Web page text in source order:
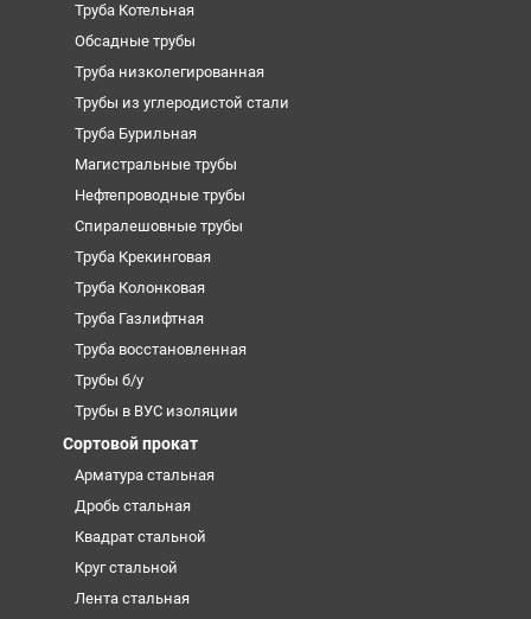
Труба Котельная
Обсадные трубы
Труба низколегированная
Трубы из углеродистой стали
Труба Бурильная
Магистральные трубы
Нефтепроводные трубы
Спиралешовные трубы
Труба Крекинговая
Труба Колонковая
Труба Газлифтная
Труба восстановленная
Трубы б/у
Трубы в ВУС изоляции
Сортовой прокат
Арматура стальная
Дробь стальная
Квадрат стальной
Круг стальной
Лента стальная